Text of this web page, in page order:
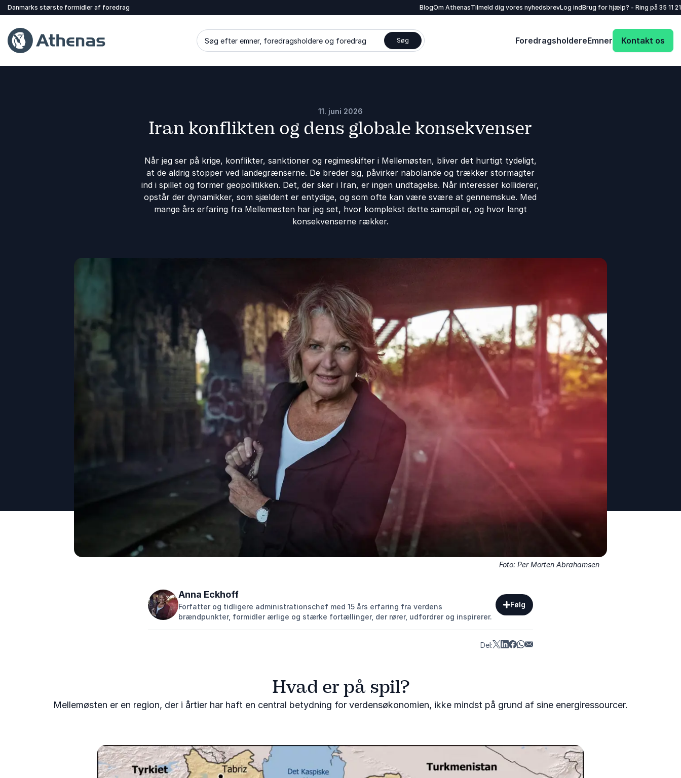
Danmarks største formidler af foredrag BlogOm AthenasTilmeld dig vores nyhedsbrevLog indBrug for hjælp? - Ring på 35 11
Søg efter emner, foredragsholdere og foredrag Søg ForedragsholdereEmner Kontakt os
11. juni 2026
Iran konflikten og dens globale konsekvenser
Når jeg ser på krige, konflikter, sanktioner og regimeskifter i Mellemøsten, bliver det hurtigt tydeligt,
at de aldrig stopper ved landegrænserne. De breder sig, påvirker nabolande og trækker stormagter
ind i spillet og former geopolitikken. Det, der sker i Iran, er ingen undtagelse. Når interesser kolliderer,
opstår der dynamikker, som sjældent er entydige, og som ofte kan være svære at gennemskue. Med
mange års erfaring fra Mellemøsten har jeg set, hvor komplekst dette samspil er, og hvor langt
konsekvenserne rækker.
Foto: Per Morten Abrahamsen
Anna Eckhoff
Forfatter og tidligere administrationschef med 15 års erfaring fra verdens
brændpunkter, formidler ærlige og stærke fortællinger, der rører, udfordrer og inspirerer.
Følg
Del:
Hvad er på spil?
Mellemøsten er en region, der i årtier har haft en central betydning for verdensøkonomien, ikke mindst på grund af sine energiressourcer.